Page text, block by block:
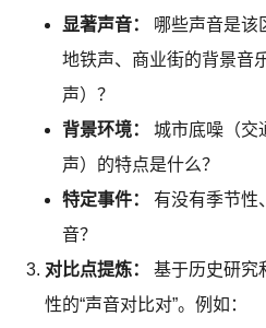
显著声音：
哪些声音是该
地铁声、商业街的背景音
声）？
背景环境：
城市底噪（交
声）的特点是什么？
特定事件：
有没有季节性
音？
对比点提炼：
基于历史研究
性的“声音对比对”。例如：